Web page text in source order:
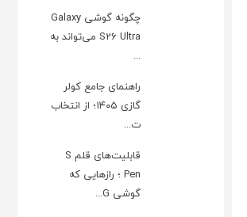
چگونه گوشی Galaxy
S26 Ultra می‌تواند به
...
راهنمای جامع کولر
گازی ۱۴۰۵؛ از انتخاب
ت...
قابلیت‌های قلم S
Pen ؛ رازهایی که
گوشی G...